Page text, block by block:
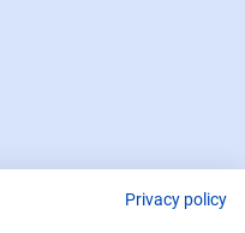
Privacy policy